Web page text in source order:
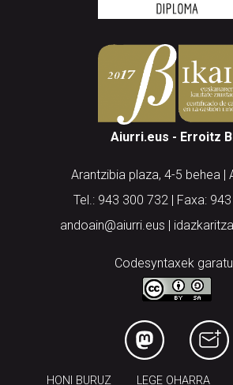
Aiurri.eus - Erroitz
Arantzibia plaza, 4-5 behea |
Tel.: 943 300 732 | Faxa:
andoain@aiurri.eus |
Codesyntaxek
HONI BURUZ LEGE OHARRA